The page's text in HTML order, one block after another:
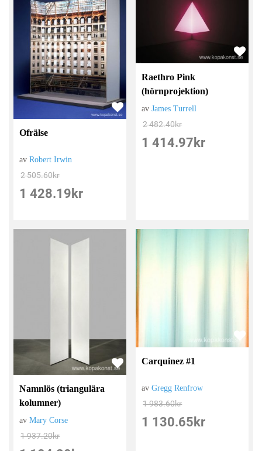
Ofrälse
avRobert Irwin
2 505.60kr
1 428.19 kr
Raethro Pink
(hörnprojektion)
avJames Turrell
2 482.40kr
1 414.97 kr
Namnlös (triangulära
kolumner)
avMary Corse
1 937.20kr
Carquinez #1
avGregg Renfrow
1 983.60kr
1 130.65 kr